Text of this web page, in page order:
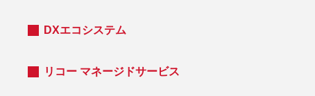
DXエコシステム
リコー マネージドサービス